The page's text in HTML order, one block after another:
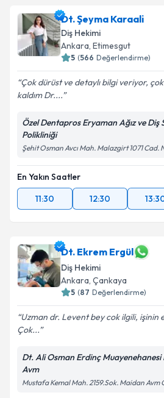
Dt. Şeyma Karaali
Diş Hekimi
Ankara, Etimesgut
5 (566 Değerlendirme)
Çok dürüst ve detaylı bilgi veriyor,
kaldım Dr....
Özel Dentapros Eryaman Ağız ve Diş
Polikliniği
Şehit Osman Avcı Mah. Malazgirt 1071 Cad.
En Yakın Saatler
11:30
12:30
Dt. Ekrem Ergül
Diş Hekimi
Ankara, Çankaya
5 (87 Değerlendirme)
Uzman dr. Levent bey cok ilgili, işinin
Çok...
Dt. Ali Osman Erdinç Muayenehanesi
Avm
Mustafa Kemal Mah. 2159.Sok. Maidan Avm